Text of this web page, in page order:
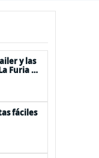
y las
Furia de
fáciles